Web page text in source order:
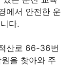
에서 안전한 운
다.
산로 66-36번
을 찾아와 주